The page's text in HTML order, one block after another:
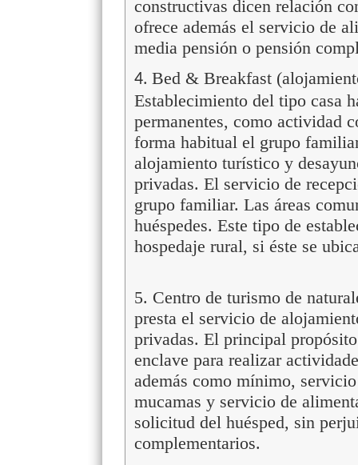
constructivas dicen relación
ofrece además el servicio de
media pensión o pensión
4. Bed & Breakfast
Establecimiento del tipo casa
permanentes, como actividad
forma habitual el grupo
alojamiento turístico y
privadas. El servicio de
grupo familiar. Las áreas
huéspedes. Este tipo de
hospedaje rural, si éste se
5. Centro de turismo de
presta el servicio de
privadas. El principal
enclave para realizar
además como mínimo,
mucamas y servicio de
solicitud del huésped, sin
complementarios.